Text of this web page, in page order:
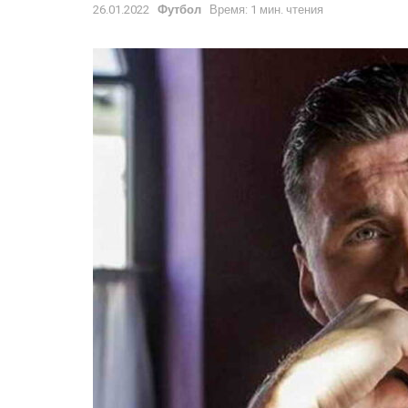
26.01.2022 Футбол Время: 1 мин. чтения